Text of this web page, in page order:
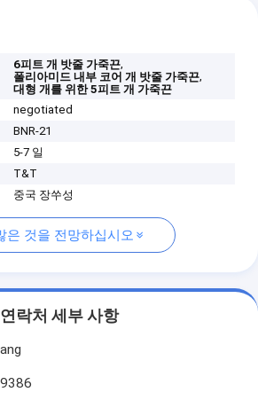
6피트 개 밧줄 가죽끈,
폴리아미드 내부 코어 개 밧줄 가죽끈,
대형 개를 위한 5피트 개 가죽끈
negotiated
BNR-21
5-7 일
T&T
중국 장쑤성
은 것을 전망하십시오
연락처 세부 사항